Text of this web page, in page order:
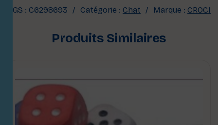
UGS : C6298693 Catégorie : Chat Marque : CROCI
Produits Similaires